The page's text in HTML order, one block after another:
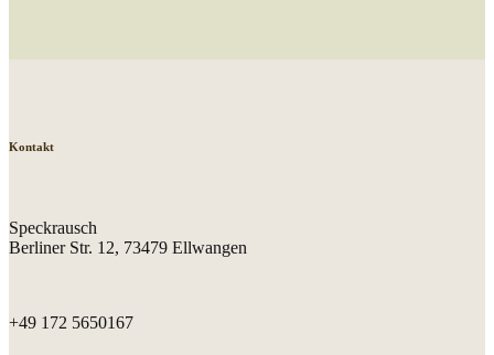
Kontakt
Speckrausch
Berliner Str. 12, 73479 Ellwangen
+49 172 5650167